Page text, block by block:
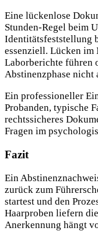
Eine lückenlose
Stunden-Regel beim
Identitätsfeststellung
essenziell. Lücken im
Laborberichte führen
Abstinenzphase nicht
Ein professioneller
Probanden, typische
rechtssicheres
Fragen im
Fazit
Ein
zurück zum
startest und den
Haarproben liefern
Anerkennung hängt